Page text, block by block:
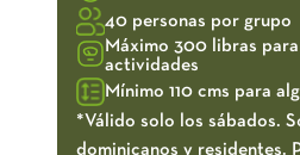
40 personas por grupo
Máximo 300 libras para
actividades
Mínimo 110 cms para
*Válido solo los sábados.
dominicanos y residentes.